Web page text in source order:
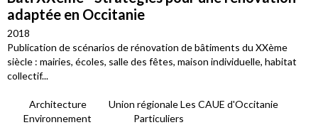
adaptée en Occitanie
2018
Publication de scénarios de rénovation de bâtiments du XXème
siècle : mairies, écoles, salle des fêtes, maison individuelle, habitat
collectif...
Architecture
Environnement
Union régionale Les CAUE d'Occitanie
Particuliers